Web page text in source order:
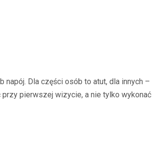
napój. Dla części osób to atut, dla innych –
pierwszej wizycie, a nie tylko wykonać